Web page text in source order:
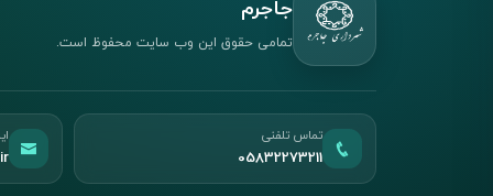
جاجرم
تمامی حقوق این وب سایت محفوظ است.
تماس تلفنی
05832273211